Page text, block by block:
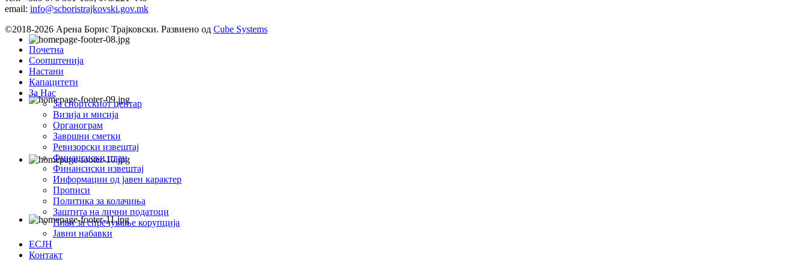
email: info@scboristrajkovski.gov.mk
©2018-2026 Арена Борис Трајковски. Развиено од Cube Systems
Почетна
Соопштенија
Настани
Капацитети
За Нас
За спортскиот центар
Визија и мисија
Органограм
Завршни сметки
Ревизорски извештај
Финансиски план
Финансиски извештај
Информации од јавен карактер
Прописи
Политика за колачиња
Заштита на лични податоци
План за спречување корупција
Јавни набавки
ЕСЈН
Контакт